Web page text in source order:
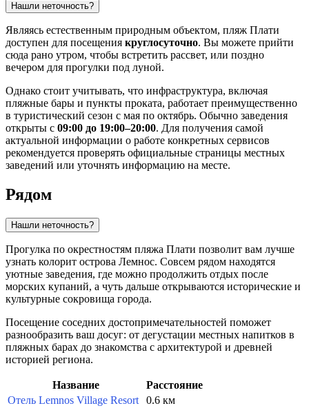
Нашли неточность?
Являясь естественным природным объектом, пляж Плати
доступен для посещения круглосуточно. Вы можете прийти
сюда рано утром, чтобы встретить рассвет, или поздно
вечером для прогулки под луной.
Однако стоит учитывать, что инфраструктура, включая
пляжные бары и пункты проката, работает преимущественно
в туристический сезон с мая по октябрь. Обычно заведения
открыты с 09:00 до 19:00–20:00. Для получения самой
актуальной информации о работе конкретных сервисов
рекомендуется проверять официальные страницы местных
заведений или уточнять информацию на месте.
Рядом
Нашли неточность?
Прогулка по окрестностям пляжа Плати позволит вам лучше
узнать колорит острова Лемнос. Совсем рядом находятся
уютные заведения, где можно продолжить отдых после
морских купаний, а чуть дальше открываются исторические и
культурные сокровища города.
Посещение соседних достопримечательностей поможет
разнообразить ваш досуг: от дегустации местных напитков в
пляжных барах до знакомства с архитектурой и древней
историей региона.
Название
Расстояние
Отель Lemnos Village Resort
0.6 км